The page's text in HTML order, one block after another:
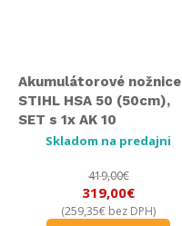
Akumulátorové nožnice
STIHL HSA 50 (50cm),
SET s 1x AK 10
Skladom na predajni
419,00€
319,00€
(259,35€ bez DPH)